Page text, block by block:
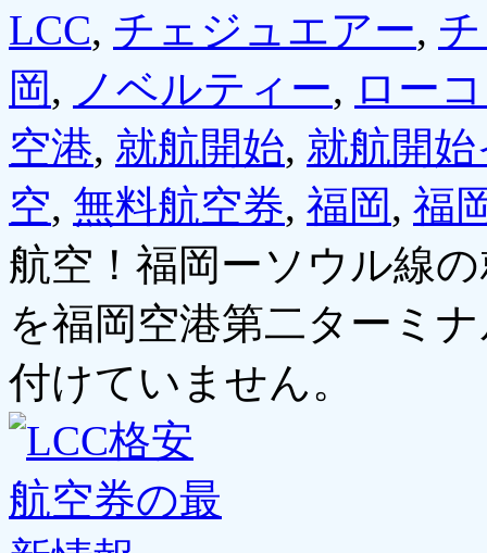
LCC, チェジュエアー,
岡, ノベルティー, ロー
空港, 就航開始, 就航開
空, 無料航空券, 福岡, 福
航空！福岡ーソウル線
を福岡空港第二ターミ
付けていません。